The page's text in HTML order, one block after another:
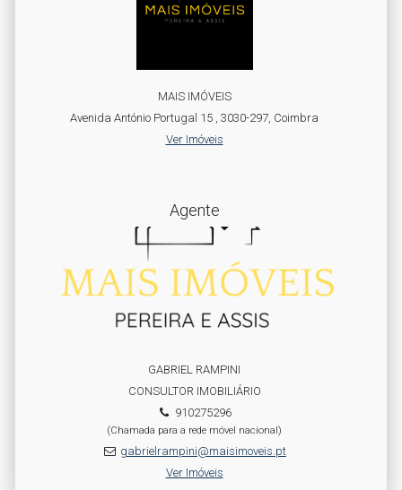
MAIS IMÓVEIS
Avenida António Portugal 15 , 3030-297, Coimbra
Ver Imóveis
Agente
GABRIEL RAMPINI
CONSULTOR IMOBILIÁRIO
910275296
(Chamada para a rede móvel nacional)
gabrielrampini@maisimoveis.pt
Ver Imóveis